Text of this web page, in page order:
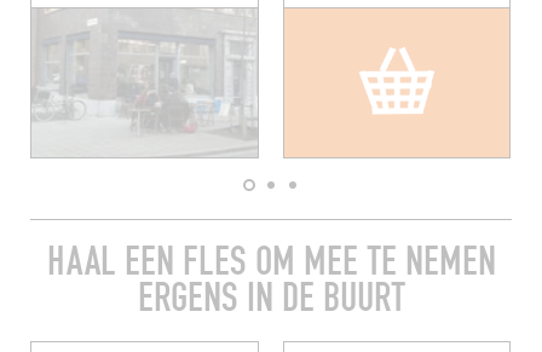
HAAL EEN FLES OM MEE TE NEMEN
ERGENS IN DE BUURT